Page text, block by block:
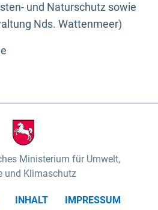
und Naturschutz sowie
Nds. Wattenmeer)
Ministerium für Umwelt,
und Klimaschutz
INHALT
IMPRESSUM